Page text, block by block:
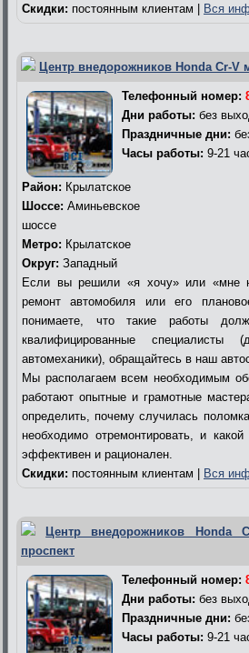
Скидки: постоянным клиентам | Вся
Центр внедорожников Honda Cr-V
Телефонный номер:
Дни работы: без
Праздничные дни:
Часы работы: 9-21
Район: Крылатское
Шоссе: Аминьевское
шоссе
Метро: Крылатское
Округ: Западный
Если вы решили «я хочу» или «мне
ремонт автомобиля или его
понимаете, что такие работы
квалифицированные специалисты
автомеханики), обращайтесь в наш
Мы располагаем всем необходимым
работают опытные и грамотные
определить, почему случилась
необходимо отремонтировать, и
эффективен и рационален.
Скидки: постоянным клиентам | Вся
Центр внедорожников Honda
проспект
Телефонный номер:
Дни работы: без
Праздничные дни:
Часы работы: 9-21